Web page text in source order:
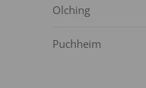
Olching
Puchheim